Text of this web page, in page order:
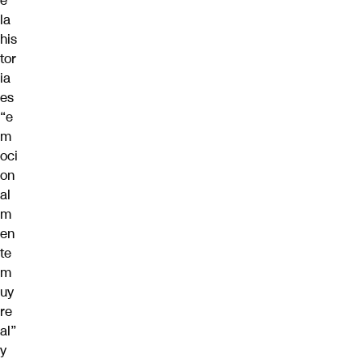
la
his
tor
ia
es
“e
m
oci
on
al
m
en
te
m
uy
re
al”
y